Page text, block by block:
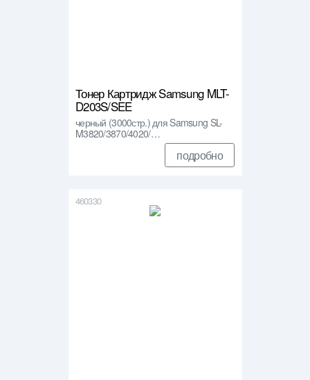
Тонер Картридж Samsung MLT-
D203S/SEE
черный (3000стр.) для Samsung SL-
M3820/3870/4020/…
подробно
460330